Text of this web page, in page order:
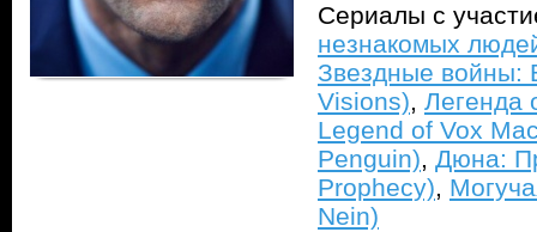
Сериалы с
незнакомых
Звездные войны:
Visions), Легенда
Legend of Vox
Penguin), Дюна:
Prophecy),
Nein)